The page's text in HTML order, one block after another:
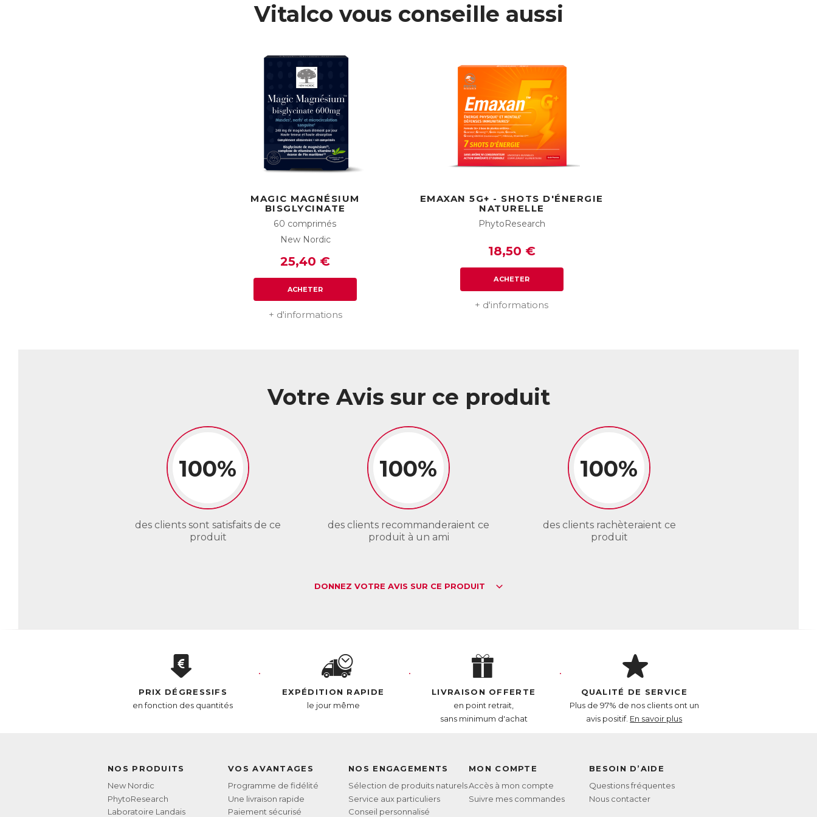
Vitalco vous conseille aussi
MAGIC MAGNÉSIUM
BISGLYCINATE
60 comprimés
New Nordic
25,40 €
ACHETER
+ d'informations
EMAXAN 5G+ - SHOTS D'ÉNERGIE
NATURELLE
PhytoResearch
18,50 €
ACHETER
+ d'informations
Votre Avis sur ce produit
100%
des clients sont satisfaits de ce
produit
100%
des clients recommanderaient ce
produit à un ami
100%
des clients rachèteraient ce
produit
DONNEZ VOTRE AVIS SUR CE PRODUIT
PRIX DÉGRESSIFS
en fonction des quantités
EXPÉDITION RAPIDE
le jour même
LIVRAISON OFFERTE
en point retrait,
sans minimum d'achat
QUALITÉ DE SERVICE
Plus de 97% de nos clients ont un
avis positif. En savoir plus
NOS PRODUITS
New Nordic
PhytoResearch
Laboratoire Landais
VOS AVANTAGES
Programme de fidélité
Une livraison rapide
Paiement sécurisé
NOS ENGAGEMENTS
Sélection de produits naturels
Service aux particuliers
Conseil personnalisé
MON COMPTE
Accès à mon compte
Suivre mes commandes
BESOIN D’AIDE
Questions fréquentes
Nous contacter